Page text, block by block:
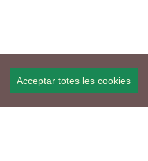
Acceptar totes les cookies